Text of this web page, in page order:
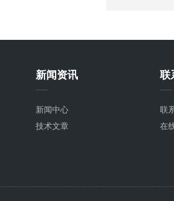
新闻资讯
新闻中心
技术文章
联
联
在